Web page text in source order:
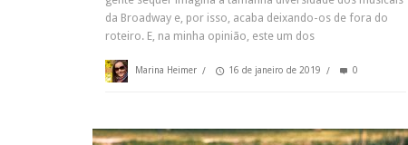
da Broadway e, por isso, acaba deixando-os de fora do
roteiro. E, na minha opinião, este um dos
Marina Heimer / 16 de janeiro de 2019 / 0